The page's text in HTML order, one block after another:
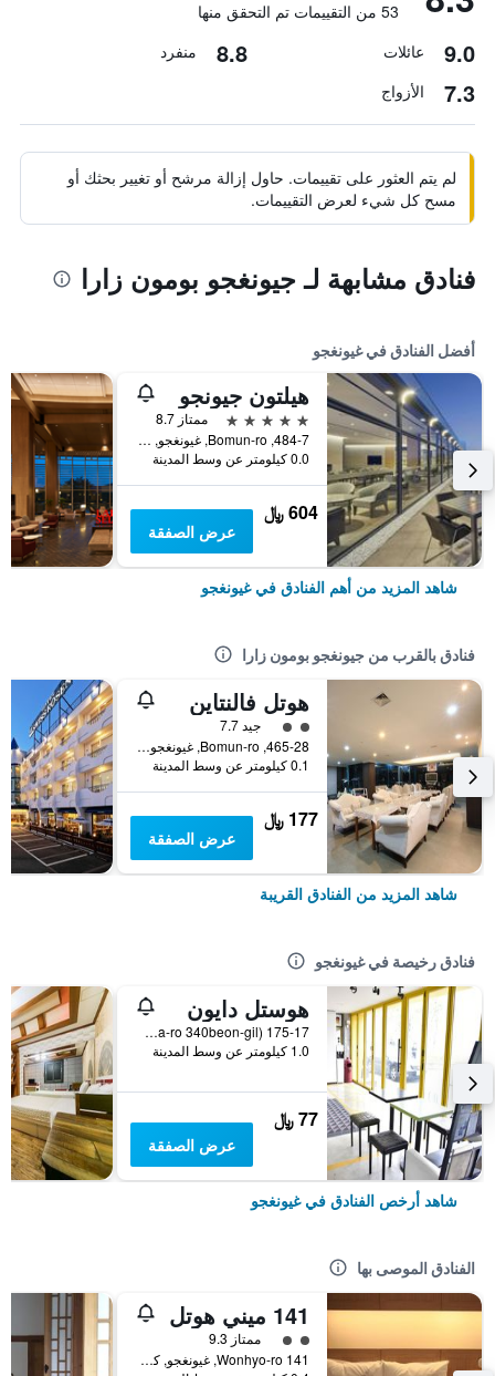
53 من التقييمات تم التحقق منها
9.0 عائلات 8.8 منفرد
7.3 الأزواج
لم يتم العثور على تقييمات. حاول إزالة مرشح أو تغيير بحثك أو
مسح كل شيء لعرض التقييمات.
فنادق مشابهة لـ جيونغجو بومون زارا
أفضل الفنادق في غيونغجو
هيلتون جيونجو
5 نجوم
ممتاز 8.7
484-7, Bomun-ro, غيونغجو, كوريا الجنوبية
0.0 كيلومتر عن وسط المدينة
604 ﷼
عرض الصفقة
شاهد المزيد من أهم الفنادق في غيونغجو
فنادق بالقرب من جيونغجو بومون زارا
هوتل فالنتاين
تقييم فئة 2
جيد 7.7
465-28, Bomun-ro, غيونغجو, كوريا الجنوبية
0.1 كيلومتر عن وسط المدينة
177 ﷼
عرض الصفقة
شاهد المزيد من الفنادق القريبة
فنادق رخيصة في غيونغجو
هوستل دايون
175-17 Seongdong-Dong (12, Wonhwa-ro 340beon-gil), غيونغجو, كوريا الجنوبية
1.0 كيلومتر عن وسط المدينة
77 ﷼
عرض الصفقة
شاهد أرخص الفنادق في غيونغجو
الفنادق الموصى بها
141 ميني هوتل
تقييم فئة 2
ممتاز 9.3
141 Wonhyo-ro, غيونغجو, كوريا الجنوبية